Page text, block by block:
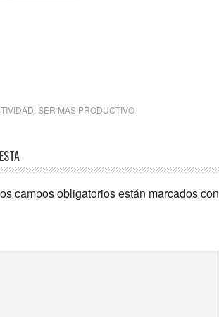
SER MAS PRODUCTIVO
campos obligatorios están marcados con